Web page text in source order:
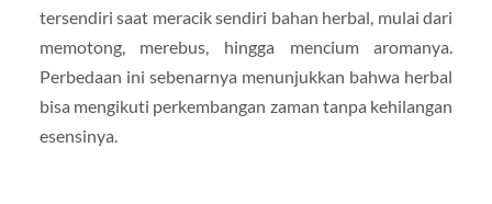
tersendiri saat meracik sendiri bahan herbal, mulai dari
memotong, merebus, hingga mencium aromanya.
Perbedaan ini sebenarnya menunjukkan bahwa herbal
bisa mengikuti perkembangan zaman tanpa kehilangan
esensinya.